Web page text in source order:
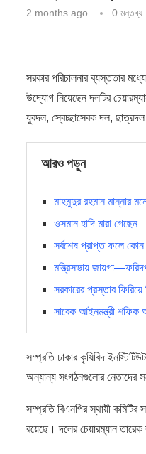
2 months ago 0 মন্তব্য
সরকার পরিচালনার ব্যস্ততার
উদ্যোগ নিয়েছেন দলটির
যুবদল, স্বেচ্ছাসেবক দল,
আরও পড়ুন
মাহমুদুর রহমান মান্নার
ওসমান হাদি মারা গেছেন
সর্বশেষ প্রাপ্ত ফলে
মন্ত্রিসভায়
সরকারের প্রস্তাব
সাবেক আইনমন্ত্রী
সম্প্রতি ঢাকার কৃষিবিদ
অন্যান্য সংগঠনগুলোর নেতাদের
সম্প্রতি বিএনপির স্থায়ী
রয়েছে। দলের চেয়ারম্যান